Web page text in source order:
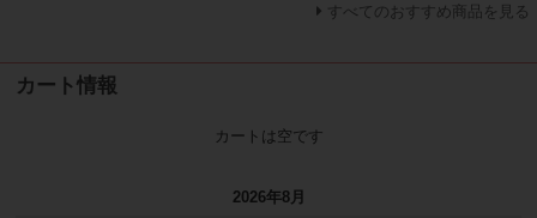
すべてのおすすめ商品を見る
カート情報
カートは空です
2026年8月